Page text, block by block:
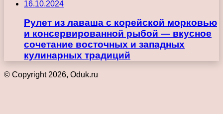
16.10.2024
Рулет из лаваша с корейской морковью
и консервированной рыбой — вкусное
сочетание восточных и западных
кулинарных традиций
© Copyright 2026, Oduk.ru